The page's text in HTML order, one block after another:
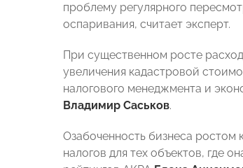
проблему регулярного
оспаривания, считает эксперт.
При существенном росте
увеличения кадастровой
налогового менеджмента и
Владимир Саськов.
Озабоченность бизнеса ростом
налогов для тех объектов, где